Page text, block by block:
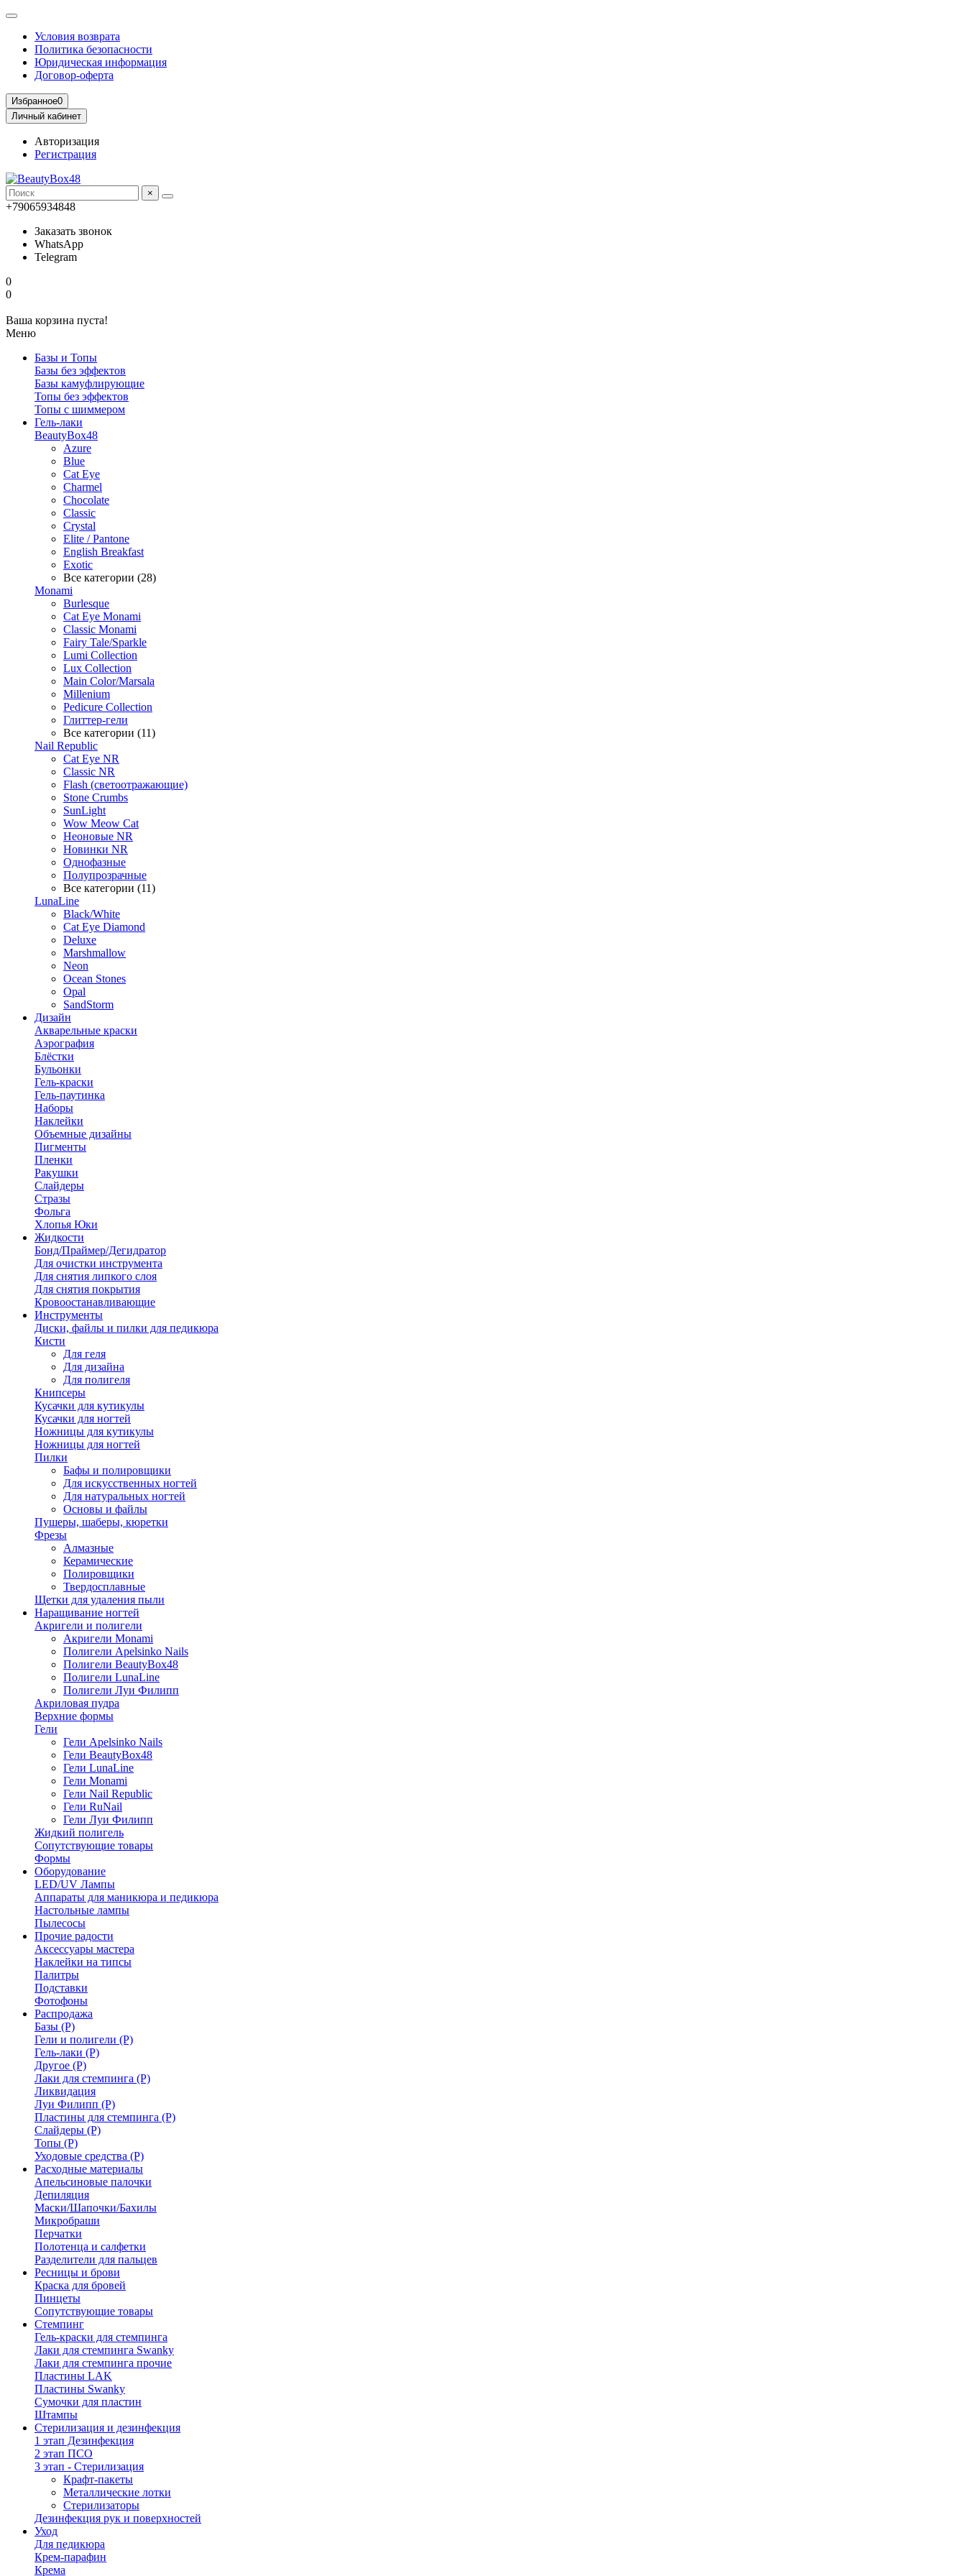
Условия возврата
Политика безопасности
Юридическая информация
Договор-оферта
Избранное0
Личный кабинет
Авторизация
Регистрация
×
+79065934848
Заказать звонок
WhatsApp
Telegram
0
0
Ваша корзина пуста!
Меню
Базы и Топы
Базы без эффектов
Базы камуфлирующие
Топы без эффектов
Топы с шиммером
Гель-лаки
BeautyBox48
Azure
Blue
Cat Eye
Charmel
Chocolate
Classic
Crystal
Elite / Pantone
English Breakfast
Exotic
Все категории (28)
Monami
Burlesque
Cat Eye Monami
Classic Monami
Fairy Tale/Sparkle
Lumi Collection
Lux Collection
Main Color/Marsala
Millenium
Pedicure Collection
Глиттер-гели
Все категории (11)
Nail Republic
Cat Eye NR
Classic NR
Flash (светоотражающие)
Stone Crumbs
SunLight
Wow Meow Cat
Неоновые NR
Новинки NR
Однофазные
Полупрозрачные
Все категории (11)
LunaLine
Black/White
Cat Eye Diamond
Deluxe
Marshmallow
Neon
Ocean Stones
Opal
SandStorm
Дизайн
Акварельные краски
Аэрография
Блёстки
Бульонки
Гель-краски
Гель-паутинка
Наборы
Наклейки
Объемные дизайны
Пигменты
Пленки
Ракушки
Слайдеры
Стразы
Фольга
Хлопья Юки
Жидкости
Бонд/Праймер/Дегидратор
Для очистки инструмента
Для снятия липкого слоя
Для снятия покрытия
Кровоостанавливающие
Инструменты
Диски, файлы и пилки для педикюра
Кисти
Для геля
Для дизайна
Для полигеля
Книпсеры
Кусачки для кутикулы
Кусачки для ногтей
Ножницы для кутикулы
Ножницы для ногтей
Пилки
Бафы и полировщики
Для искусственных ногтей
Для натуральных ногтей
Основы и файлы
Пушеры, шаберы, кюретки
Фрезы
Алмазные
Керамические
Полировщики
Твердосплавные
Щетки для удаления пыли
Наращивание ногтей
Акригели и полигели
Акригели Monami
Полигели Apelsinko Nails
Полигели BeautyBox48
Полигели LunaLine
Полигели Луи Филипп
Акриловая пудра
Верхние формы
Гели
Гели Apelsinko Nails
Гели BeautyBox48
Гели LunaLine
Гели Monami
Гели Nail Republic
Гели RuNail
Гели Луи Филипп
Жидкий полигель
Сопутствующие товары
Формы
Оборудование
LED/UV Лампы
Аппараты для маникюра и педикюра
Настольные лампы
Пылесосы
Прочие радости
Аксессуары мастера
Наклейки на типсы
Палитры
Подставки
Фотофоны
Распродажа
Базы (Р)
Гели и полигели (Р)
Гель-лаки (Р)
Другое (Р)
Лаки для стемпинга (Р)
Ликвидация
Луи Филипп (Р)
Пластины для стемпинга (Р)
Слайдеры (Р)
Топы (Р)
Уходовые средства (Р)
Расходные материалы
Апельсиновые палочки
Депиляция
Маски/Шапочки/Бахилы
Микробраши
Перчатки
Полотенца и салфетки
Разделители для пальцев
Ресницы и брови
Краска для бровей
Пинцеты
Сопутствующие товары
Стемпинг
Гель-краски для стемпинга
Лаки для стемпинга Swanky
Лаки для стемпинга прочие
Пластины LAK
Пластины Swanky
Сумочки для пластин
Штампы
Стерилизация и дезинфекция
1 этап Дезинфекция
2 этап ПСО
3 этап - Стерилизация
Крафт-пакеты
Металлические лотки
Стерилизаторы
Дезинфекция рук и поверхностей
Уход
Для педикюра
Крем-парафин
Крема